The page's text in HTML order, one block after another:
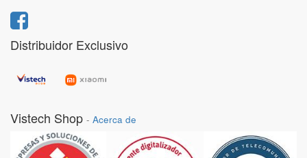
Distribuidor Exclusivo
Vistech Shop - Acerca de